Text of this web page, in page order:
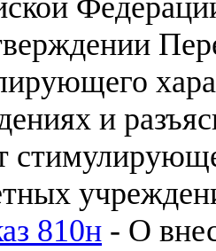
и
810н - О